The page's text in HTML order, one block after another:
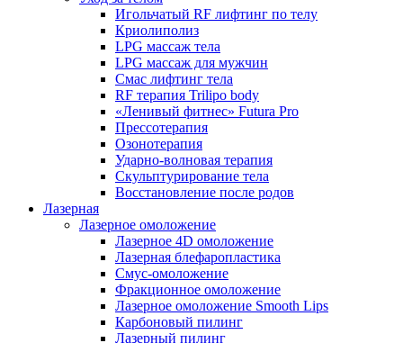
Игольчатый RF лифтинг по телу
Криолиполиз
LPG массаж тела
LPG массаж для мужчин
Смас лифтинг тела
RF терапия Trilipo body
«Ленивый фитнес» Futura Pro
Прессотерапия
Озонотерапия
Ударно-волновая терапия
Скульптурирование тела
Восстановление после родов
Лазерная
Лазерное омоложение
Лазерное 4D омоложение
Лазерная блефаропластика
Смус-омоложение
Фракционное омоложение
Лазерное омоложение Smooth Lips
Карбоновый пилинг
Лазерный пилинг